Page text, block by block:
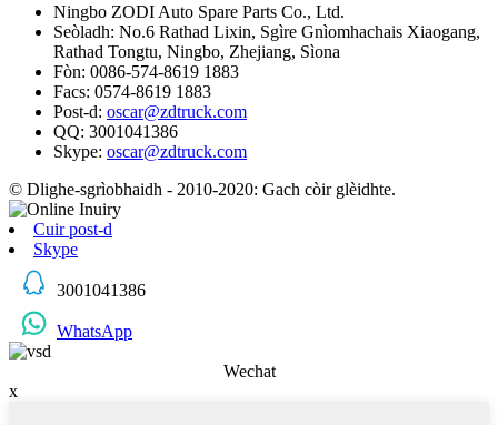
Ningbo ZODI Auto Spare Parts Co., Ltd.
Seòladh: No.6 Rathad Lixin, Sgìre Gnìomhachais Xiaogang,
Rathad Tongtu, Ningbo, Zhejiang, Sìona
Fòn: 0086-574-8619 1883
Facs: 0574-8619 1883
Post-d: oscar@zdtruck.com
QQ: 3001041386
Skype: oscar@zdtruck.com
© Dlighe-sgrìobhaidh - 2010-2020: Gach còir glèidhte.
Cuir post-d
Skype
3001041386
WhatsApp
Wechat
x